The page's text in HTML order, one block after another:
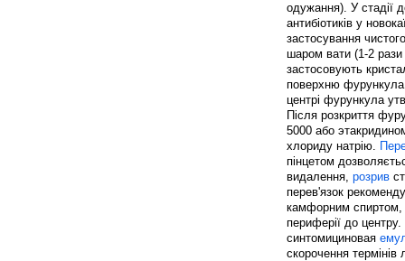
одужання). У стадії
антибіотиків у
застосування
шаром вати (1-2
застосовують
поверхню
центрі фурункула
Після розкриття
5000 або
хлориду натрію.
пінцетом
видалення, розрив
перев'язок
камфорним спиртом,
периферії до
синтомициновая
скорочення термінів